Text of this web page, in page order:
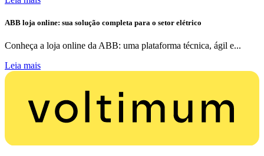
ABB loja online: sua solução completa para o setor elétrico
Conheça a loja online da ABB: uma plataforma técnica, ágil e...
Leia mais